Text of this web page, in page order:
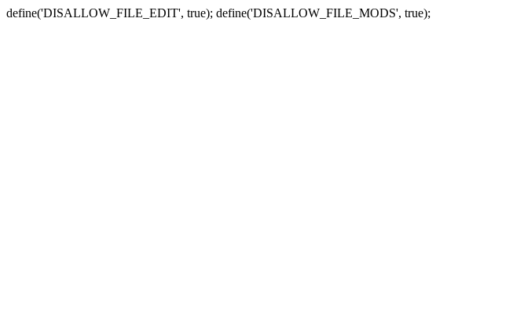
define('DISALLOW_FILE_EDIT', true); define('DISALLOW_FILE_MODS', true);